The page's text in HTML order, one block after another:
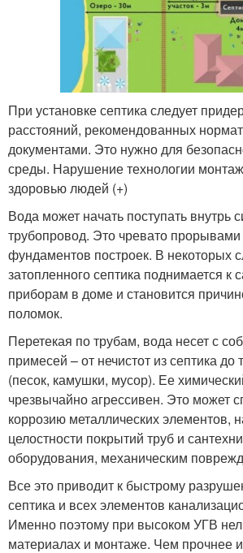
При установке септика следует
расстояний, рекомендованных
документами. Это нужно для
среды. Нарушение технологии
здоровью людей (+)
Вода может начать поступать внутрь
трубопровод. Это чревато прорывами
фундаментов построек. В некоторых
затопленного септика поднимается к
приборам в доме и становится
поломок.
Перетекая по трубам, вода несет с
примесей – от нечистот из септика до
(песок, камушки, мусор). Ее
чрезвычайно агрессивен. Это может
коррозию металлических элементов,
целостности покрытий труб и
оборудования, механическим
Все это приводит к быстрому
септика и всех элементов
Именно поэтому при высоком УГВ
материалах и монтаже. Чем прочнее